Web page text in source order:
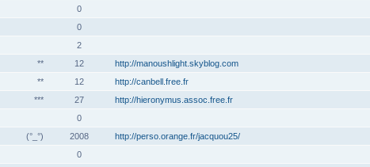
0
0
2
**
12 http://manoushlight.skyblog.com
**
12 http://canbell.free.fr
***
27 http://hieronymus.assoc.free.fr
0
(°_°)
2008 http://perso.orange.fr/jacquou25/
0